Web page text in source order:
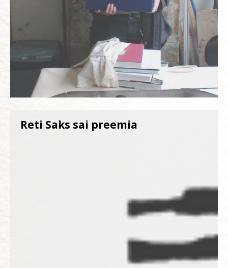
Reti Saks sai preemia